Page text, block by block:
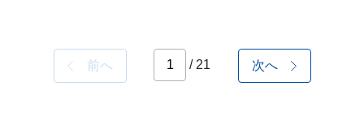
前へ / 21 次へ